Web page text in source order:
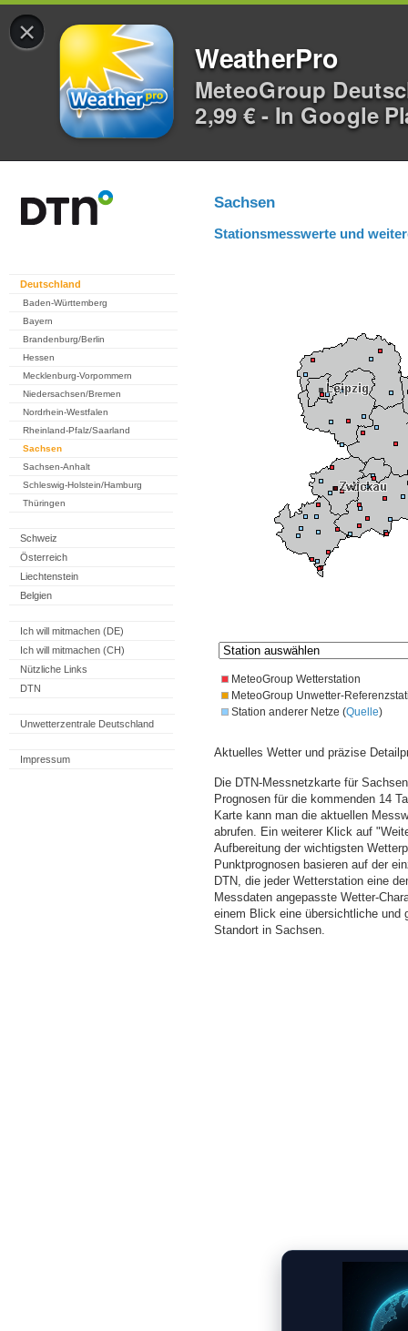
×
WeatherPro
MeteoGroup
2,99 € - In Google
Deutschland
Baden-Württemberg
Bayern
Brandenburg/Berlin
Hessen
Mecklenburg-Vorpommern
Niedersachsen/Bremen
Nordrhein-Westfalen
Rheinland-Pfalz/Saarland
Sachsen
Sachsen-Anhalt
Schleswig-Holstein/Hamburg
Thüringen
Schweiz
Österreich
Liechtenstein
Belgien
Ich will mitmachen (DE)
Ich will mitmachen (CH)
Nützliche Links
DTN
Unwetterzentrale Deutschland
Impressum
Sachsen
Stationsmesswerte und
MeteoGroup Wetterstation
MeteoGroup Unwetter-
Station anderer Netze (Quelle)
Aktuelles Wetter und präzise
Die DTN-Messnetzkarte für
Prognosen für die kommenden 14
Karte kann man die aktuellen
abrufen. Ein weiterer Klick auf
Aufbereitung der wichtigsten
Punktprognosen basieren auf der
DTN, die jeder Wetterstation eine
Messdaten angepasste Wetter-
einem Blick eine übersichtliche und
Standort in Sachsen.